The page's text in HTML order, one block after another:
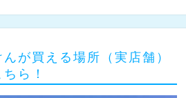
んが買える場所（実店舗）
ら！